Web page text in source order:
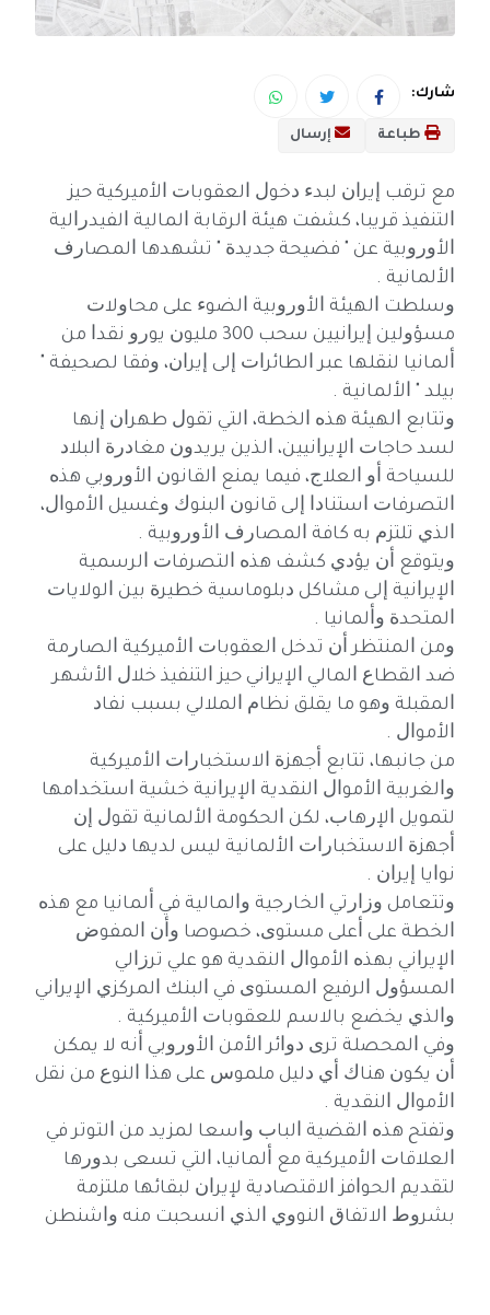
شارك:
طباعة إرسال
ﻣﻊ ﺗﺮﻗﺐ ﺇﻳﺮﺍﻥ ﻟﺒﺪﺀ ﺩﺧﻮﻝ ﺍﻟﻌﻘﻮﺑﺎﺕ ﺍﻷﻣﻴﺮﻛﻴﺔ ﺣﻴﺰ
ﺍﻟﺘﻨﻔﻴﺬ ﻗﺮﻳﺒﺎ، ﻛﺸﻔﺖ ﻫﻴﺌﺔ ﺍﻟﺮﻗﺎﺑﺔ ﺍﻟﻤﺎﻟﻴﺔ ﺍﻟﻔﻴﺪﺭﺍﻟﻴﺔ
ﺍﻷﻭﺭﻭﺑﻴﺔ ﻋﻦ " ﻓﻀﻴﺤﺔ ﺟﺪﻳﺪﺓ " ﺗﺸﻬﺪﻫﺎ ﺍﻟﻤﺼﺎﺭﻑ
ﺍﻷﻟﻤﺎﻧﻴﺔ .
ﻭﺳﻠﻄﺖ ﺍﻟﻬﻴﺌﺔ ﺍﻷﻭﺭﻭﺑﻴﺔ ﺍﻟﻀﻮﺀ ﻋﻠﻰ ﻣﺤﺎﻭﻻﺕ
ﻣﺴﺆﻭﻟﻴﻦ ﺇﻳﺮﺍﻧﻴﻴﻦ ﺳﺤﺐ 300 ﻣﻠﻴﻮﻥ ﻳﻮﺭﻭ ﻧﻘﺪﺍ ﻣﻦ
ﺃﻟﻤﺎﻧﻴﺎ ﻟﻨﻘﻠﻬﺎ ﻋﺒﺮ ﺍﻟﻄﺎﺋﺮﺍﺕ ﺇﻟﻰ ﺇﻳﺮﺍﻥ، ﻭﻓﻘﺎ ﻟﺼﺤﻴﻔﺔ "
ﺑﻴﻠﺪ " ﺍﻷﻟﻤﺎﻧﻴﺔ .
ﻭﺗﺘﺎﺑﻊ ﺍﻟﻬﻴﺌﺔ ﻫﺬﻩ ﺍﻟﺨﻄﺔ، ﺍﻟﺘﻲ ﺗﻘﻮﻝ ﻃﻬﺮﺍﻥ ﺇﻧﻬﺎ
ﻟﺴﺪ ﺣﺎﺟﺎﺕ ﺍﻹﻳﺮﺍﻧﻴﻴﻦ، ﺍﻟﺬﻳﻦ ﻳﺮﻳﺪﻭﻥ ﻣﻐﺎﺩﺭﺓ ﺍﻟﺒﻼﺩ
ﻟﻠﺴﻴﺎﺣﺔ ﺃﻭ ﺍﻟﻌﻼﺝ، ﻓﻴﻤﺎ ﻳﻤﻨﻊ ﺍﻟﻘﺎﻧﻮﻥ ﺍﻷﻭﺭﻭﺑﻲ ﻫﺬﻩ
ﺍﻟﺘﺼﺮﻓﺎﺕ ﺍﺳﺘﻨﺎﺩﺍ ﺇﻟﻰ ﻗﺎﻧﻮﻥ ﺍﻟﺒﻨﻮﻙ ﻭﻏﺴﻴﻞ ﺍﻷﻣﻮﺍﻝ،
ﺍﻟﺬﻱ ﺗﻠﺘﺰﻡ ﺑﻪ ﻛﺎﻓﺔ ﺍﻟﻤﺼﺎﺭﻑ ﺍﻷﻭﺭﻭﺑﻴﺔ .
ﻭﻳﺘﻮﻗﻊ ﺃﻥ ﻳﺆﺩﻱ ﻛﺸﻒ ﻫﺬﻩ ﺍﻟﺘﺼﺮﻓﺎﺕ ﺍﻟﺮﺳﻤﻴﺔ
ﺍﻹﻳﺮﺍﻧﻴﺔ ﺇﻟﻰ ﻣﺸﺎﻛﻞ ﺩﺑﻠﻮﻣﺎﺳﻴﺔ ﺧﻄﻴﺮﺓ ﺑﻴﻦ ﺍﻟﻮﻻﻳﺎﺕ
ﺍﻟﻤﺘﺤﺪﺓ ﻭﺃﻟﻤﺎﻧﻴﺎ .
ﻭﻣﻦ ﺍﻟﻤﻨﺘﻈﺮ ﺃﻥ ﺗﺪﺧﻞ ﺍﻟﻌﻘﻮﺑﺎﺕ ﺍﻷﻣﻴﺮﻛﻴﺔ ﺍﻟﺼﺎﺭﻣﺔ
ﺿﺪ ﺍﻟﻘﻄﺎﻉ ﺍﻟﻤﺎﻟﻲ ﺍﻹﻳﺮﺍﻧﻲ ﺣﻴﺰ ﺍﻟﺘﻨﻔﻴﺬ ﺧﻼﻝ ﺍﻷﺷﻬﺮ
ﺍﻟﻤﻘﺒﻠﺔ ﻭﻫﻮ ﻣﺎ ﻳﻘﻠﻖ ﻧﻈﺎﻡ ﺍﻟﻤﻼﻟﻲ ﺑﺴﺒﺐ ﻧﻔﺎﺩ
ﺍﻷﻣﻮﺍﻝ .
ﻣﻦ ﺟﺎﻧﺒﻬﺎ، ﺗﺘﺎﺑﻊ ﺃﺟﻬﺰﺓ ﺍﻻﺳﺘﺨﺒﺎﺭﺍﺕ ﺍﻷﻣﻴﺮﻛﻴﺔ
ﻭﺍﻟﻐﺮﺑﻴﺔ ﺍﻷﻣﻮﺍﻝ ﺍﻟﻨﻘﺪﻳﺔ ﺍﻹﻳﺮﺍﻧﻴﺔ ﺧﺸﻴﺔ ﺍﺳﺘﺨﺪﺍﻣﻬﺎ
ﻟﺘﻤﻮﻳﻞ ﺍﻹﺭﻫﺎﺏ، ﻟﻜﻦ ﺍﻟﺤﻜﻮﻣﺔ ﺍﻷﻟﻤﺎﻧﻴﺔ ﺗﻘﻮﻝ ﺇﻥ
ﺃﺟﻬﺰﺓ ﺍﻻﺳﺘﺨﺒﺎﺭﺍﺕ ﺍﻷﻟﻤﺎﻧﻴﺔ ﻟﻴﺲ ﻟﺪﻳﻬﺎ ﺩﻟﻴﻞ ﻋﻠﻰ
ﻧﻮﺍﻳﺎ ﺇﻳﺮﺍﻥ .
ﻭﺗﺘﻌﺎﻣﻞ ﻭﺯﺍﺭﺗﻲ ﺍﻟﺨﺎﺭﺟﻴﺔ ﻭﺍﻟﻤﺎﻟﻴﺔ ﻓﻲ ﺃﻟﻤﺎﻧﻴﺎ ﻣﻊ ﻫﺬﻩ
ﺍﻟﺨﻄﺔ ﻋﻠﻰ ﺃﻋﻠﻰ ﻣﺴﺘﻮﻯ، ﺧﺼﻮﺻﺎ ﻭﺃﻥ ﺍﻟﻤﻔﻮﺽ
ﺍﻹﻳﺮﺍﻧﻲ ﺑﻬﺬﻩ ﺍﻷﻣﻮﺍﻝ ﺍﻟﻨﻘﺪﻳﺔ ﻫﻮ ﻋﻠﻲ ﺗﺮﺯﺍﻟﻲ
ﺍﻟﻤﺴﺆﻭﻝ ﺍﻟﺮﻓﻴﻊ ﺍﻟﻤﺴﺘﻮﻯ ﻓﻲ ﺍﻟﺒﻨﻚ ﺍﻟﻤﺮﻛﺰﻱ ﺍﻹﻳﺮﺍﻧﻲ
ﻭﺍﻟﺬﻱ ﻳﺨﻀﻊ ﺑﺎﻻﺳﻢ ﻟﻠﻌﻘﻮﺑﺎﺕ ﺍﻷﻣﻴﺮﻛﻴﺔ .
ﻭﻓﻲ ﺍﻟﻤﺤﺼﻠﺔ ﺗﺮﻯ ﺩﻭﺍﺋﺮ ﺍﻷﻣﻦ ﺍﻷﻭﺭﻭﺑﻲ ﺃﻧﻪ ﻻ ﻳﻤﻜﻦ
ﺃﻥ ﻳﻜﻮﻥ ﻫﻨﺎﻙ ﺃﻱ ﺩﻟﻴﻞ ﻣﻠﻤﻮﺱ ﻋﻠﻰ ﻫﺬﺍ ﺍﻟﻨﻮﻉ ﻣﻦ ﻧﻘﻞ
ﺍﻷﻣﻮﺍﻝ ﺍﻟﻨﻘﺪﻳﺔ .
ﻭﺗﻔﺘﺢ ﻫﺬﻩ ﺍﻟﻘﻀﻴﺔ ﺍﻟﺒﺎﺏ ﻭﺍﺳﻌﺎ ﻟﻤﺰﻳﺪ ﻣﻦ ﺍﻟﺘﻮﺗﺮ ﻓﻲ
ﺍﻟﻌﻼﻗﺎﺕ ﺍﻷﻣﻴﺮﻛﻴﺔ ﻣﻊ ﺃﻟﻤﺎﻧﻴﺎ، ﺍﻟﺘﻲ ﺗﺴﻌﻰ ﺑﺪﻭﺭﻫﺎ
ﻟﺘﻘﺪﻳﻢ ﺍﻟﺤﻮﺍﻓﺰ ﺍﻻﻗﺘﺼﺎﺩﻳﺔ ﻹﻳﺮﺍﻥ ﻟﺒﻘﺎﺋﻬﺎ ﻣﻠﺘﺰﻣﺔ
ﺑﺸﺮﻭﻁ ﺍﻻﺗﻔﺎﻕ ﺍﻟﻨﻮﻭﻱ ﺍﻟﺬﻱ ﺍﻧﺴﺤﺒﺖ ﻣﻨﻪ ﻭﺍﺷﻨﻄﻦ